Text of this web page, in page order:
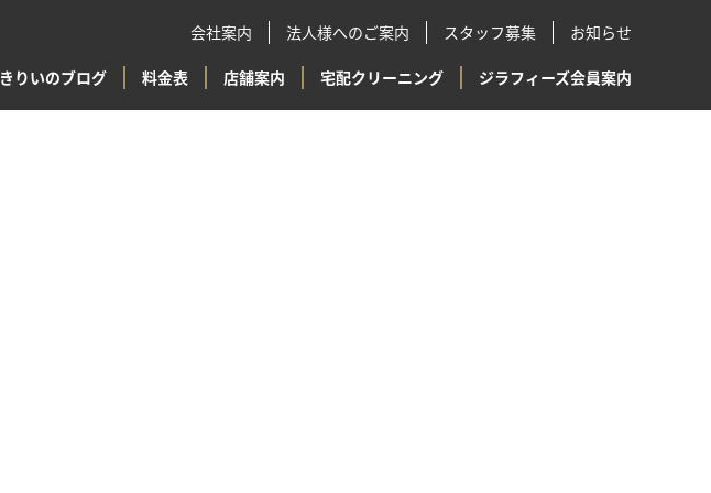
会社案内 法人様へのご案内 スタッフ募集 お知らせ
きりいのブログ 料金表 店舗案内 宅配クリーニング ジラフィーズ会員案内